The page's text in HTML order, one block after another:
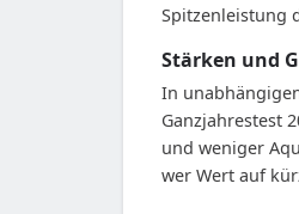
Spitzenleistung
Stärken und
In
Ganzjahrestest
und weniger
wer Wert auf